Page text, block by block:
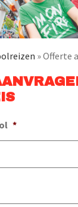
»Offerte
*